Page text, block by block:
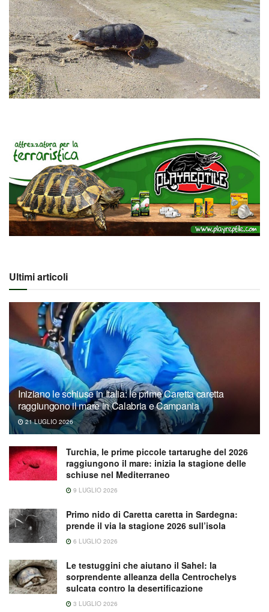
Ultimi articoli
Iniziano le schiuse in Italia: le prime Caretta caretta
raggiungono il mare in Calabria e Campania
21 LUGLIO 2026
Turchia, le prime piccole tartarughe del 2026
raggiungono il mare: inizia la stagione delle
schiuse nel Mediterraneo
9 LUGLIO 2026
Primo nido di Caretta caretta in Sardegna:
prende il via la stagione 2026 sull’isola
6 LUGLIO 2026
Le testuggini che aiutano il Sahel: la
sorprendente alleanza della Centrochelys
sulcata contro la desertificazione
3 LUGLIO 2026